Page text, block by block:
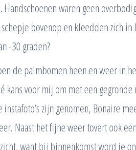
waren geen
bovenop en kleedden zich in
-30 graden?
de palmbomen heen en weer in
kans voor mij om met een
zijn genomen, Bonaire
Naast het fijne weer tovert ook
want bij binnenkomst word je